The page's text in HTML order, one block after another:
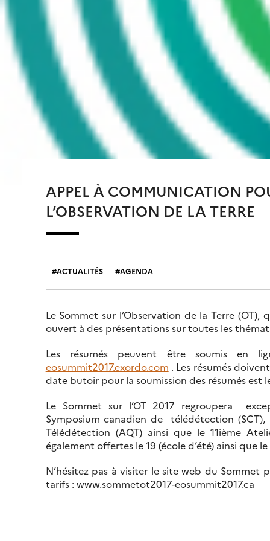
APPEL À COMMUNICATION
L’OBSERVATION DE LA TERRE
ACTUALITÉS AGENDA
Le Sommet sur l’Observation de la Terre
ouvert à des présentations sur toutes les
Les résumés peuvent être soumis
eosummit2017.exordo.com . Les résumés
date butoir pour la soumission des résumés est
Le Sommet sur l’OT 2017 regroupera
Symposium canadien de télédétection (SCT),
Télédétection (AQT) ainsi que le 11ième
également offertes le 19 (école d’été) ainsi que
N’hésitez pas à visiter le site web du Sommet
tarifs : www.sommetot2017-eosummit2017.ca